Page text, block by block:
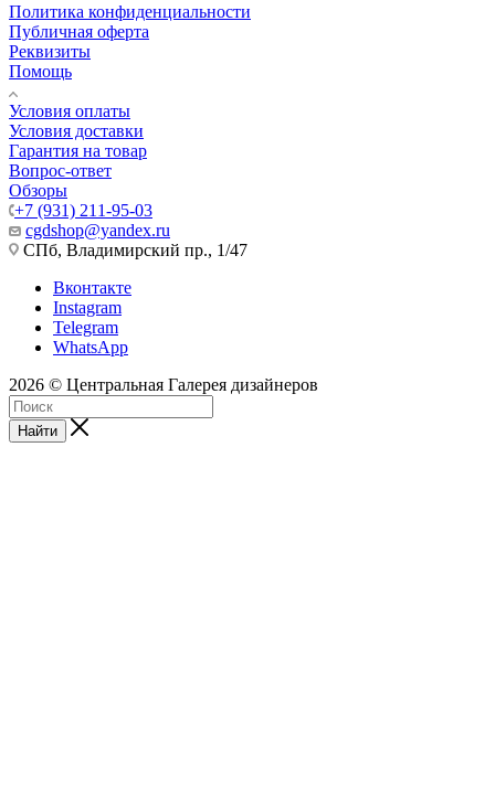
Политика конфиденциальности
Публичная оферта
Реквизиты
Помощь
Условия оплаты
Условия доставки
Гарантия на товар
Вопрос-ответ
Обзоры
+7 (931) 211-95-03
cgdshop@yandex.ru
СПб, Владимирский пр., 1/47
Вконтакте
Instagram
Telegram
WhatsApp
2026 © Центральная Галерея дизайнеров
Найти